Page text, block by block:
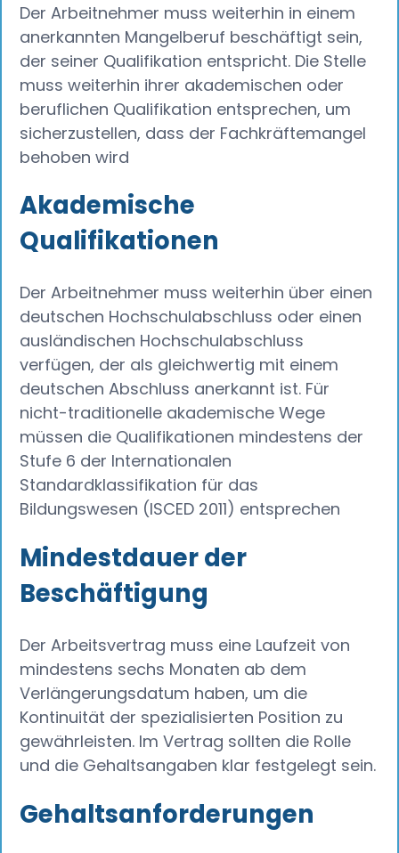
Der Arbeitnehmer muss weiterhin in einem
anerkannten Mangelberuf beschäftigt sein,
der seiner Qualifikation entspricht. Die Stelle
muss weiterhin ihrer akademischen oder
beruflichen Qualifikation entsprechen, um
sicherzustellen, dass der Fachkräftemangel
behoben wird
Akademische
Qualifikationen
Der Arbeitnehmer muss weiterhin über einen
deutschen Hochschulabschluss oder einen
ausländischen Hochschulabschluss
verfügen, der als gleichwertig mit einem
deutschen Abschluss anerkannt ist. Für
nicht-traditionelle akademische Wege
müssen die Qualifikationen mindestens der
Stufe 6 der Internationalen
Standardklassifikation für das
Bildungswesen (ISCED 2011) entsprechen
Mindestdauer der
Beschäftigung
Der Arbeitsvertrag muss eine Laufzeit von
mindestens sechs Monaten ab dem
Verlängerungsdatum haben, um die
Kontinuität der spezialisierten Position zu
gewährleisten. Im Vertrag sollten die Rolle
und die Gehaltsangaben klar festgelegt sein.
Gehaltsanforderungen